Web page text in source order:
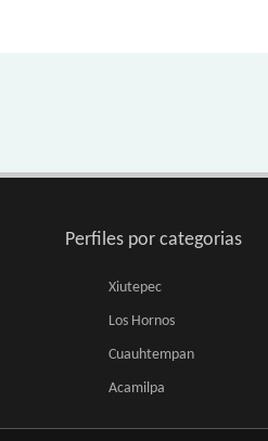
Perfiles por categorias
Xiutepec
Los Hornos
Cuauhtempan
Acamilpa